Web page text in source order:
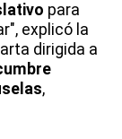
para
explicó la
dirigida a
,